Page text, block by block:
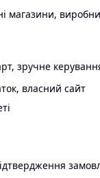
магазини,
зручне
власний сайт